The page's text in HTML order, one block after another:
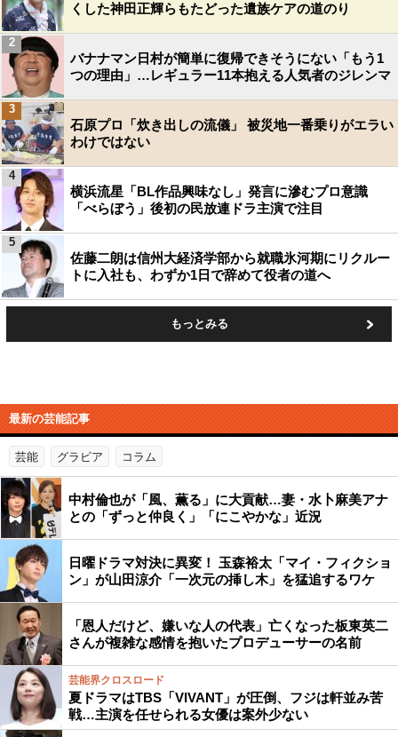
くした神田正輝らもたどった遺族ケアの道のり
バナナマン日村が簡単に復帰できそうにない「もう1
つの理由」…レギュラー11本抱える人気者のジレンマ
2
石原プロ「炊き出しの流儀」 被災地一番乗りがエラい
わけではない
3
横浜流星「BL作品興味なし」発言に滲むプロ意識
「べらぼう」後初の民放連ドラ主演で注目
4
佐藤二朗は信州大経済学部から就職氷河期にリクルー
トに入社も、わずか1日で辞めて役者の道へ
5
もっとみる
最新の芸能記事
芸能 グラビア コラム
中村倫也が「風、薫る」に大貢献…妻・水卜麻美アナ
との「ずっと仲良く」「にこやかな」近況
日曜ドラマ対決に異変！ 玉森裕太「マイ・フィクショ
ン」が山田涼介「一次元の挿し木」を猛追するワケ
「恩人だけど、嫌いな人の代表」亡くなった板東英二
さんが複雑な感情を抱いたプロデューサーの名前
芸能界クロスロード
夏ドラマはTBS「VIVANT」が圧倒、フジは軒並み苦
戦…主演を任せられる女優は案外少ない